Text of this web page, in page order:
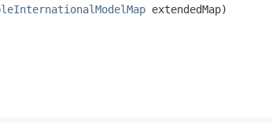
extendedMap)